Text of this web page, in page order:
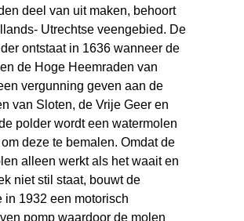
deel van uit maken, behoort
Utrechtse veengebied. De
ontstaat in 1636 wanneer de
de Hoge Heemraden van
vergunning geven aan de
van Sloten, de Vrije Geer en
polder wordt een watermolen
deze te bemalen. Omdat de
alleen werkt als het waait en
niet stil staat, bouwt de
in 1932 een motorisch
pomp waardoor de molen